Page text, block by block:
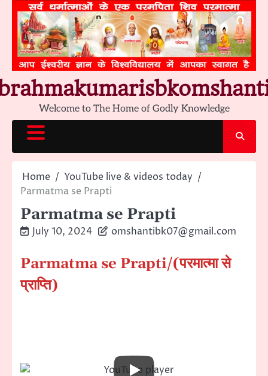
content
Welcome to The Home of Godly Knowledge
Home
YouTube live & videos today
Parmatma se Prapti
Parmatma se Prapti
July 10, 2024 omshantibk07@gmail.com
Parmatma se Prapti/(परमात्मा से
प्राप्ति)